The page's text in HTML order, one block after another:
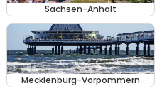
Sachsen-Anhalt
Mecklenburg-Vorpommern